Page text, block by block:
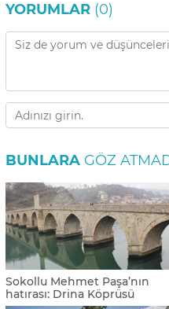
YORUMLAR (0)
BUNLARA GÖZ
Sokollu Mehmet Paşa’nın
hatırası: Drina Köprüsü